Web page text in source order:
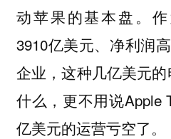
动苹果的基本盘。
3910亿美元、净利润
企业，这种几亿美元
什么，更不用说Apple
亿美元的运营亏空了。